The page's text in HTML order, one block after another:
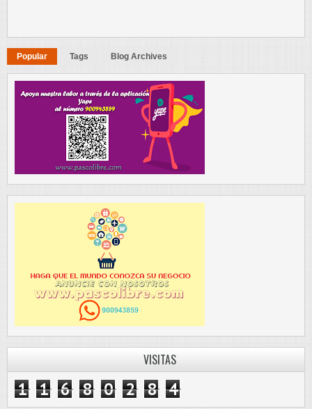
Popular Tags Blog Archives
VISITAS
1 1 6 8 0 2 8 4